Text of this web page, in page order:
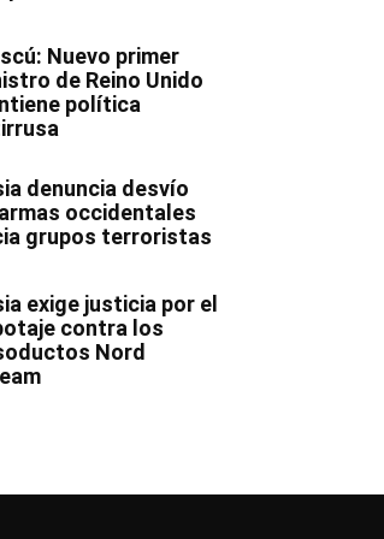
Nuevo primer
de Reino Unido
política
denuncia desvío
occidentales
grupos terroristas
exige justicia por el
contra los
Nord